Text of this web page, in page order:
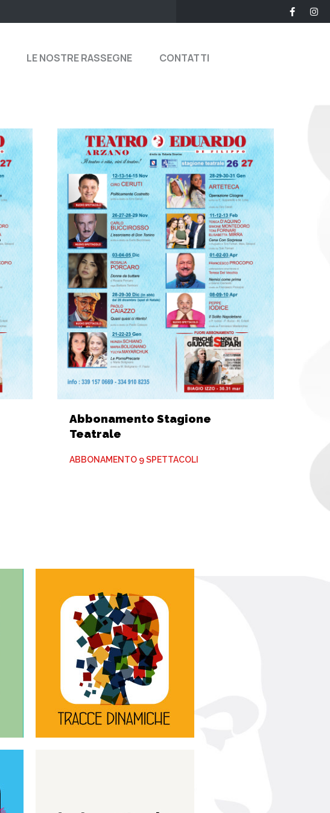
LE NOSTRE RASSEGNE CONTATTI
Abbonamento Stagione
Teatrale
ABBONAMENTO 9 SPETTACOLI
Tracce dinamiche
Tracce Dinamiche è una
rassegna di teatro
d’innovazione e sperimentale.
Continua